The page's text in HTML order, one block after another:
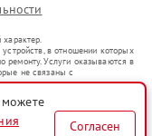
в отношении которых
Услуги оказываются в
не связаны с
оборот в соответствии
услуг или введения
предоставляемых услугах по
Согласен